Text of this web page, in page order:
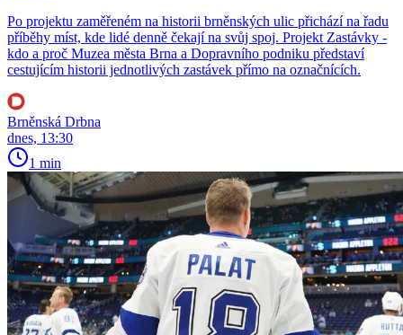
Po projektu zaměřeném na historii brněnských ulic přichází na řadu
příběhy míst, kde lidé denně čekají na svůj spoj. Projekt Zastávky -
kdo a proč Muzea města Brna a Dopravního podniku představí
cestujícím historii jednotlivých zastávek přímo na označnících.
Brněnská Drbna
dnes, 13:30
1 min